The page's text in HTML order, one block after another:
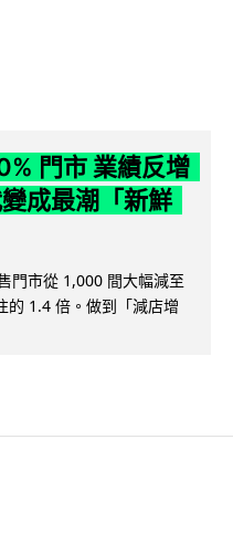
門市 業績反增
成最潮「新鮮
門市從 1,000 間大幅減至
的 1.4 倍。做到「減店增